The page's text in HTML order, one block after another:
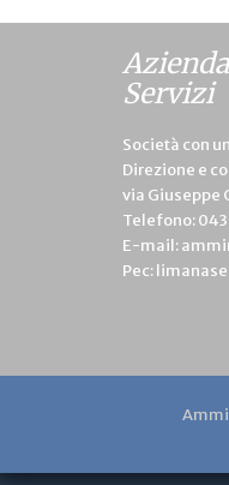
Servizi
Società con
Direzione e
via Giuseppe
Telefono:
E-mail:
Pec: